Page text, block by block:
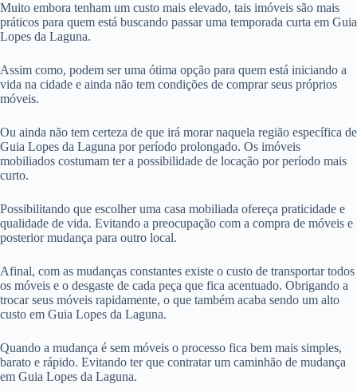
Muito embora tenham um custo mais elevado, tais imóveis são mais
práticos para quem está buscando passar uma temporada curta em Guia
Lopes da Laguna.
Assim como, podem ser uma ótima opção para quem está iniciando a
vida na cidade e ainda não tem condições de comprar seus próprios
móveis.
Ou ainda não tem certeza de que irá morar naquela região específica de
Guia Lopes da Laguna por período prolongado. Os imóveis
mobiliados costumam ter a possibilidade de locação por período mais
curto.
Possibilitando que escolher uma casa mobiliada ofereça praticidade e
qualidade de vida. Evitando a preocupação com a compra de móveis e
posterior mudança para outro local.
Afinal, com as mudanças constantes existe o custo de transportar todos
os móveis e o desgaste de cada peça que fica acentuado. Obrigando a
trocar seus móveis rapidamente, o que também acaba sendo um alto
custo em Guia Lopes da Laguna.
Quando a mudança é sem móveis o processo fica bem mais simples,
barato e rápido. Evitando ter que contratar um caminhão de mudança
em Guia Lopes da Laguna.